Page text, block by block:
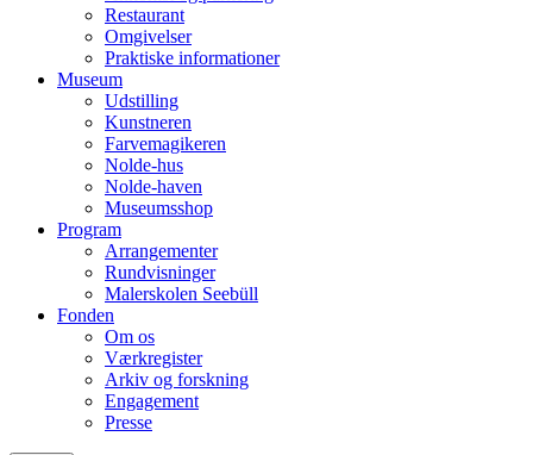
Restaurant
Omgivelser
Praktiske informationer
Museum
Udstilling
Kunstneren
Farvemagikeren
Nolde-hus
Nolde-haven
Museumsshop
Program
Arrangementer
Rundvisninger
Malerskolen Seebüll
Fonden
Om os
Værkregister
Arkiv og forskning
Engagement
Presse